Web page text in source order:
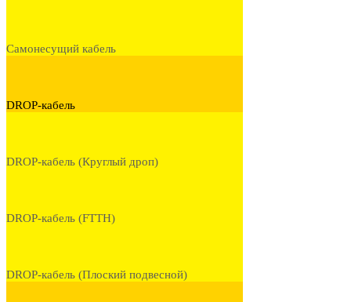
Самонесущий кабель
DROP-кабель
DROP-кабель (Круглый дроп)
DROP-кабель (FTTH)
DROP-кабель (Плоский подвесной)